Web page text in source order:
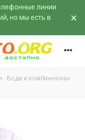
линии
но мы есть в
×
> Боди и комбинезоны